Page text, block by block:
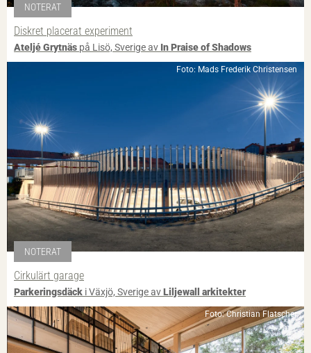
NOTERAT
Diskret placerat experiment
Ateljé Grytnäs på Lisö, Sverige av In Praise of Shadows
Foto: Mads Frederik Christensen
NOTERAT
Cirkulärt garage
Parkeringsdäck i Växjö, Sverige avLiljewall arkitekter
Foto: Christian Flatscher